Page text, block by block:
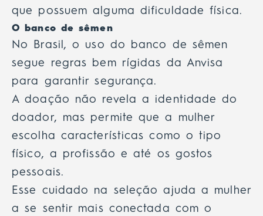
que possuem alguma dificuldade física.
O banco de sêmen
No Brasil, o uso do banco de sêmen
segue regras bem rígidas da Anvisa
para garantir segurança.
A doação não revela a identidade do
doador, mas permite que a mulher
escolha características como o tipo
físico, a profissão e até os gostos
pessoais.
Esse cuidado na seleção ajuda a mulher
a se sentir mais conectada com o